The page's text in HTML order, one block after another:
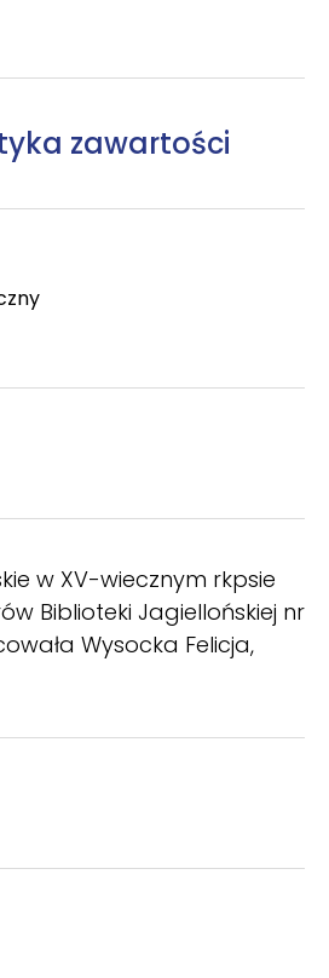
zawartości
w XV-wiecznym rkpsie
Biblioteki Jagiellońskiej nr
Wysocka Felicja,